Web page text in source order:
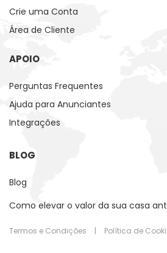
Crie uma Conta
Área de Cliente
APOIO
Perguntas Frequentes
Ajuda para Anunciantes
Integrações
BLOG
Blog
Como elevar o valor da sua casa
Termos e Condições | Política de